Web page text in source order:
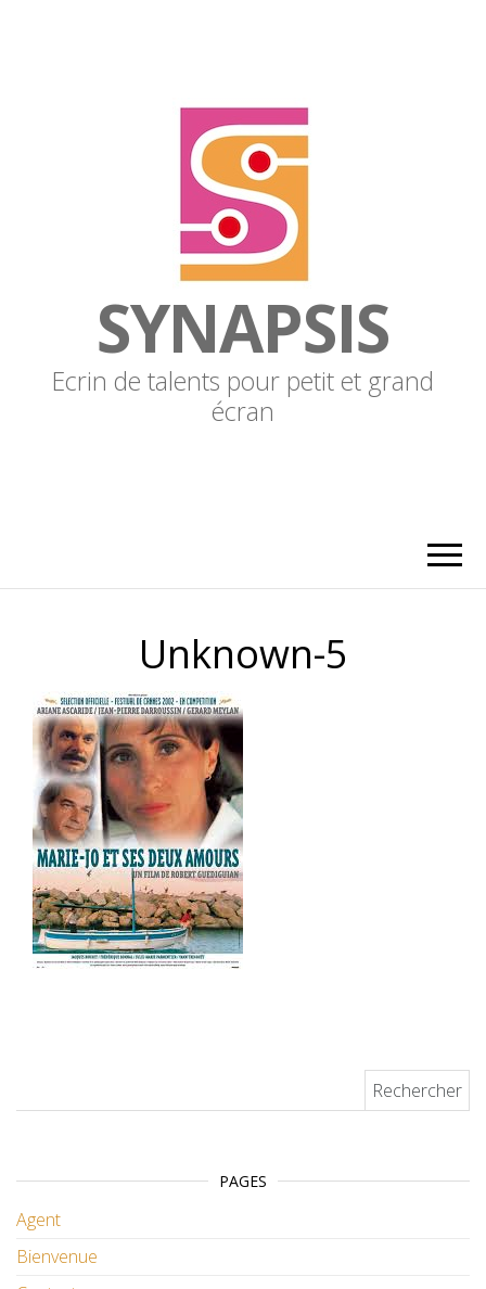
SYNAPSIS
Ecrin de talents pour petit et grand
écran
Unknown-5
PAGES
Agent
Bienvenue